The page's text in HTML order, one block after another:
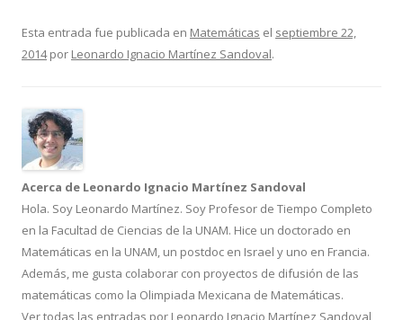
Esta entrada fue publicada en Matemáticas el septiembre 22,
2014por Leonardo Ignacio Martínez Sandoval.
Acerca de Leonardo Ignacio Martínez Sandoval
Hola. Soy Leonardo Martínez. Soy Profesor de Tiempo Completo
en la Facultad de Ciencias de la UNAM. Hice un doctorado en
Matemáticas en la UNAM, un postdoc en Israel y uno en Francia.
Además, me gusta colaborar con proyectos de difusión de las
matemáticas como la Olimpiada Mexicana de Matemáticas.